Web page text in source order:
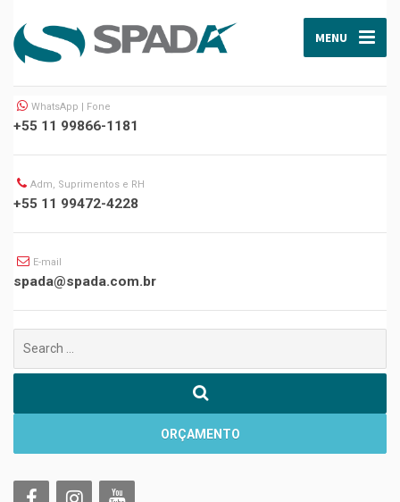
MENU
WhatsApp | Fone
+55 11 99866-1181
Adm, Suprimentos e RH
+55 11 99472-4228
E-mail
spada@spada.com.br
por:
ORÇAMENTO